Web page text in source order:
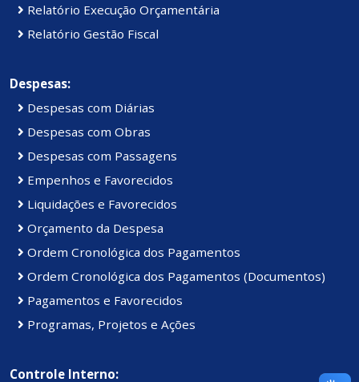
Relatório Execução Orçamentária
Relatório Gestão Fiscal
Despesas:
Despesas com Diárias
Despesas com Obras
Despesas com Passagens
Empenhos e Favorecidos
Liquidações e Favorecidos
Orçamento da Despesa
Ordem Cronológica dos Pagamentos
Ordem Cronológica dos Pagamentos (Documentos)
Pagamentos e Favorecidos
Programas, Projetos e Ações
Controle Interno: